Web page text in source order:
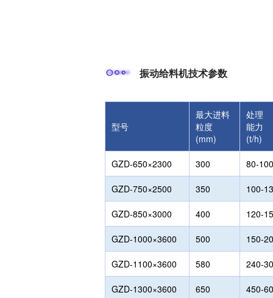
振动给料机技术参数
型号
最大进料
粒度
(mm)
处理
能力
(t/h)
GZD-650×2300 300 80-100
GZD-750×2500 350 100-
GZD-850×3000 400 120-
GZD-1000×3600 500 150-
GZD-1100×3600 580 240-
GZD-1300×3600 650 450-